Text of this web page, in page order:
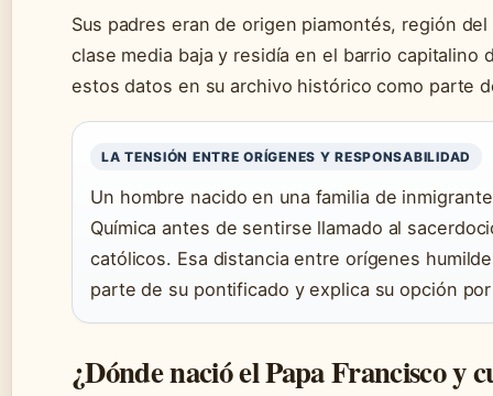
Sus padres eran de origen piamontés, región
clase media baja y residía en el barrio capitalino
estos datos en su archivo histórico como parte
LA TENSIÓN ENTRE ORÍGENES Y RESPONSABILIDAD
Un hombre nacido en una familia de
Química antes de sentirse llamado al
católicos. Esa distancia entre orígenes
parte de su pontificado y explica su opción
¿Dónde nació el Papa Francisco y